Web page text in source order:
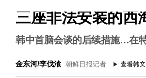
三座非法安装的西
韩中首脑会谈的后续措施…在
金东河/李伐湌 朝鲜日报记者